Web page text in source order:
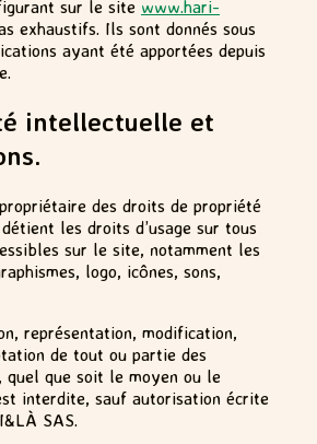
sur le site www.hari-
exhaustifs. Ils sont donnés sous
ayant été apportées depuis
intellectuelle et
des droits de propriété
les droits d’usage sur tous
sur le site, notamment les
logo, icônes, sons,
représentation, modification,
de tout ou partie des
quel que soit le moyen ou le
interdite, sauf autorisation écrite
SAS.